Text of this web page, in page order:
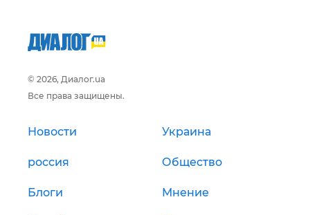
© 2026, Диалог.ua
Все права защищены.
Новости Украина
россия Общество
Блоги Мнение